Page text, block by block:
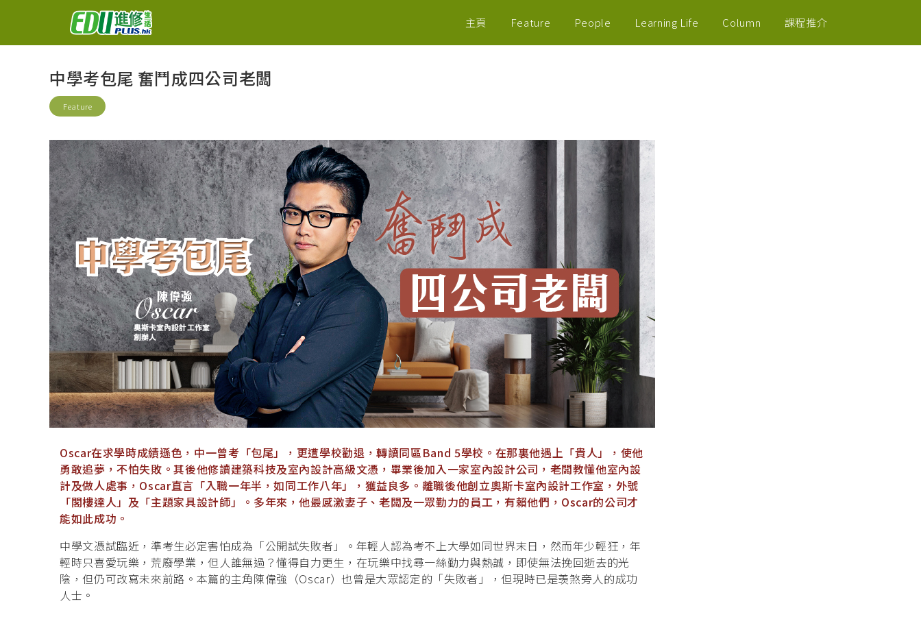
主頁 Feature People Learning Life Column 課程推介
中學考包尾 奮鬥成四公司老闆
Feature
Oscar在求學時成績遜色，中一曾考「包尾」，更遭學校勸退，轉讀同區Band 5學校。在那裏他遇上「貴人」，使他
勇敢追夢，不怕失敗。其後他修讀建築科技及室內設計高級文憑，畢業後加入一家室內設計公司，老闆教懂他室內設
計及做人處事，Oscar直言「入職一年半，如同工作八年」，獲益良多。離職後他創立奧斯卡室內設計工作室，外號
「閣樓達人」及「主題家具設計師」。多年來，他最感激妻子、老闆及一眾勤力的員工，有賴他們，Oscar的公司才
能如此成功。
中學文憑試臨近，準考生必定害怕成為「公開試失敗者」。年輕人認為考不上大學如同世界末日，然而年少輕狂，年
輕時只喜愛玩樂，荒廢學業，但人誰無過？懂得自力更生，在玩樂中找尋一絲勤力與熱誠，即使無法挽回逝去的光
陰，但仍可改寫未來前路。本篇的主角陳偉強（Oscar）也曾是大眾認定的「失敗者」，但現時已是羡煞旁人的成功
人士。